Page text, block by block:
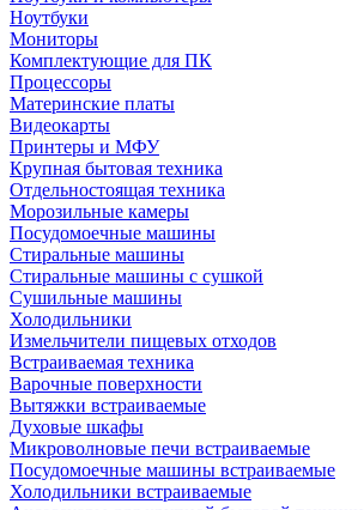
Ноутбуки
Мониторы
Комплектующие для ПК
Процессоры
Материнские платы
Видеокарты
Принтеры и МФУ
Крупная бытовая техника
Отдельностоящая техника
Морозильные камеры
Посудомоечные машины
Стиральные машины
Стиральные машины с сушкой
Сушильные машины
Холодильники
Измельчители пищевых отходов
Встраиваемая техника
Варочные поверхности
Вытяжки встраиваемые
Духовые шкафы
Микроволновые печи встраиваемые
Посудомоечные машины встраиваемые
Холодильники встраиваемые